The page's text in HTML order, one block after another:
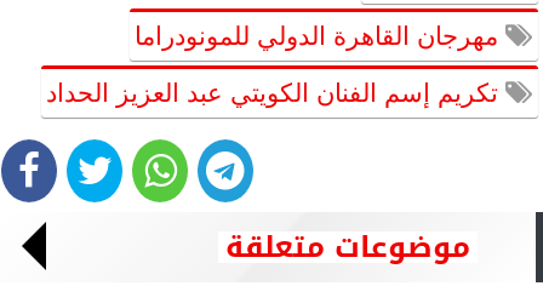
مهرجان القاهرة الدولي للمونودراما
تكريم إسم الفنان الكويتي عبد العزيز الحداد
موضوعات متعلقة